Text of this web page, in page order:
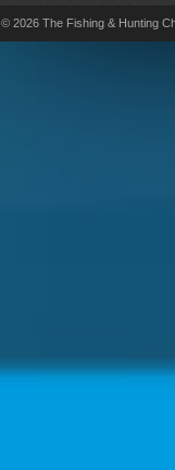
© 2026 The Fishing & Hunting